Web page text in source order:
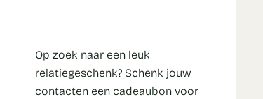
Op zoek naar een leuk
relatiegeschenk? Schenk jouw
contacten een cadeaubon voor